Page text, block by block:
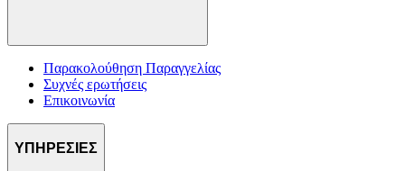
Παρακολούθηση Παραγγελίας
Συχνές ερωτήσεις
Επικοινωνία
ΥΠΗΡΕΣΙΕΣ